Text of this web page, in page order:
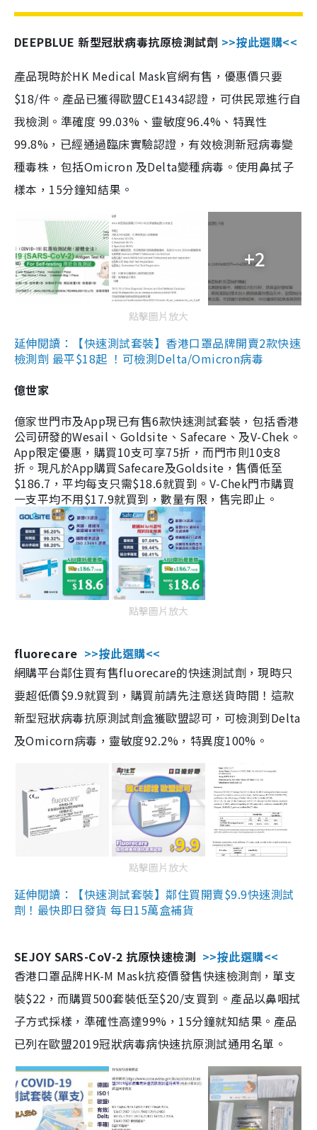
DEEPBLUE 新型冠狀病毒抗原檢測試劑 >>按此選購<<
產品現時於HK Medical Mask官網有售，優惠價只要
$18/件。產品已獲得歐盟CE1434認證，可供民眾進行自
我檢測。準確度 99.03%、靈敏度96.4%、特異性
99.8%，已經通過臨床實驗認證，有效檢測新冠病毒變
種毒株，包括Omicron 及Delta變種病毒。使用鼻拭子
樣本，15分鐘知結果。
+2
點擊圖片放大
延伸閱讀：【快速測試套裝】香港口罩品牌開賣2款快速
檢測劑 最平$18起 ！可檢測Delta/Omicron病毒
億世家
億家世門市及App現已有售6款快速測試套裝，包括香港
公司研發的Wesail、Goldsite、Safecare、及V-Chek。
App限定優惠，購買10支可享75折，而門市則10支8
折。現凡於App購買Safecare及Goldsite，售價低至
$186.7，平均每支只需$18.6就買到。V-Chek門市購買
一支平均不用$17.9就買到，數量有限，售完即止。
點擊圖片放大
fluorecare >>按此選購<<
網購平台鄰住買有售fluorecare的快速測試劑，現時只
要超低價$9.9就買到，購買前請先注意送貨時間！這款
新型冠狀病毒抗原測試劑盒獲歐盟認可，可檢測到Delta
及Omicorn病毒，靈敏度92.2%，特異度100%。
點擊圖片放大
延伸閱讀：【快速測試套裝】鄰住買開賣$9.9快速測試
劑！最快即日發貨 每日15萬盒補貨
SEJOY SARS-CoV-2 抗原快速檢測 >>按此選購<<
香港口罩品牌HK-M Mask抗疫價發售快速檢測劑，單支
裝$22，而購買500套裝低至$20/支買到。產品以鼻咽拭
子方式採樣，準確性高達99%，15分鐘就知結果。產品
已列在歐盟2019冠狀病毒病快速抗原測試通用名單。